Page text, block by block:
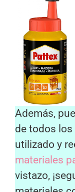
Además,
de todos
utilizado y
materiales
vistazo,